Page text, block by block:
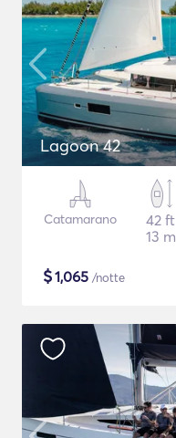
Lagoon 42
Catamarano
42 ft
13 m
$1,065 /notte